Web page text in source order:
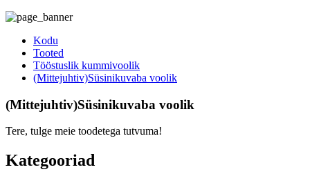
Kodu
Tooted
Tööstuslik kummivoolik
(Mittejuhtiv)Süsinikuvaba voolik
(Mittejuhtiv)Süsinikuvaba voolik
Tere, tulge meie toodetega tutvuma!
Kategooriad